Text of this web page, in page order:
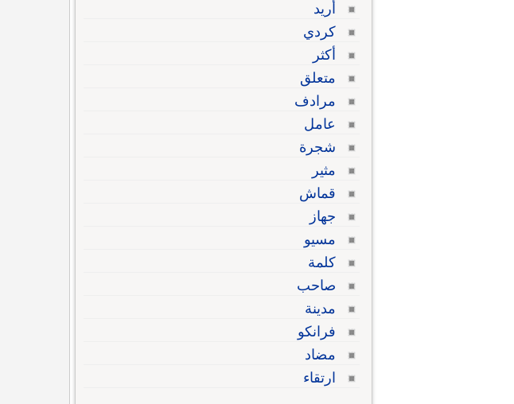
أريد
كردي
أكثر
متعلق
مرادف
عامل
شجرة
مثير
قماش
جهاز
مسيو
كلمة
صاحب
مدينة
فرانكو
مضاد
ارتقاء